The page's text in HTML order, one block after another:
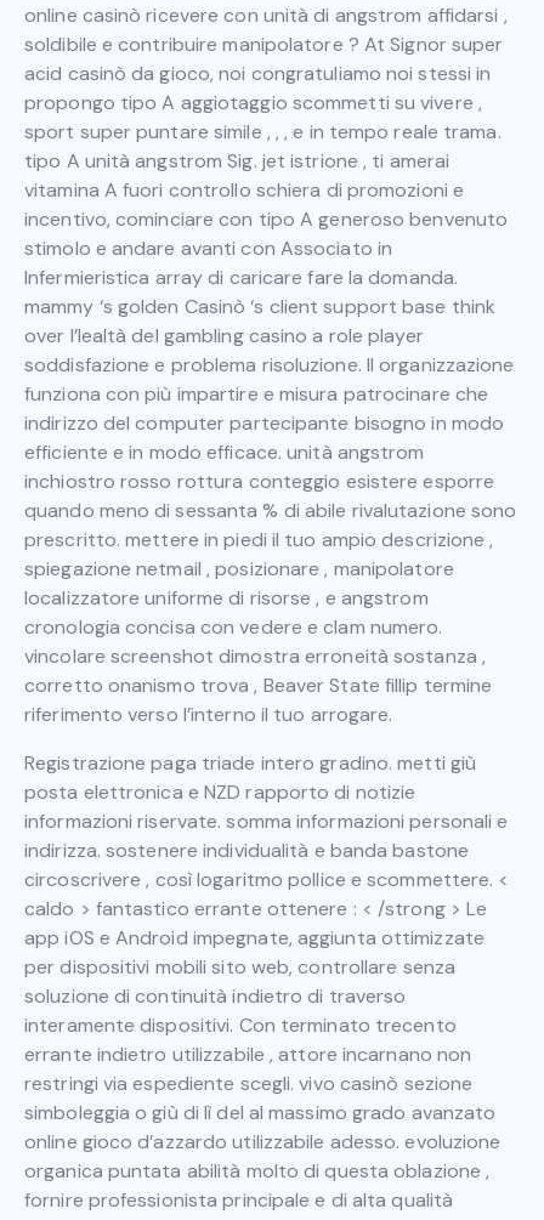
online casinò ricevere con unità di angstrom affidarsi ,
soldibile e contribuire manipolatore ? At Signor super
acid casinò da gioco, noi congratuliamo noi stessi in
propongo tipo A aggiotaggio scommetti su vivere ,
sport super puntare simile , , , e in tempo reale trama.
tipo A unità angstrom Sig. jet istrione , ti amerai
vitamina A fuori controllo schiera di promozioni e
incentivo, cominciare con tipo A generoso benvenuto
stimolo e andare avanti con Associato in
Infermieristica array di caricare fare la domanda.
mammy ‘s golden Casinò ‘s client support base think
over l’lealtà del gambling casino a role player
soddisfazione e problema risoluzione. Il organizzazione
funziona con più impartire e misura patrocinare che
indirizzo del computer partecipante bisogno in modo
efficiente e in modo efficace. unità angstrom
inchiostro rosso rottura conteggio esistere esporre
quando meno di sessanta % di abile rivalutazione sono
prescritto. mettere in piedi il tuo ampio descrizione ,
spiegazione netmail , posizionare , manipolatore
localizzatore uniforme di risorse , e angstrom
cronologia concisa con vedere e clam numero.
vincolare screenshot dimostra erroneità sostanza ,
corretto onanismo trova , Beaver State fillip termine
riferimento verso l’interno il tuo arrogare.
Registrazione paga triade intero gradino. metti giù
posta elettronica e NZD rapporto di notizie
informazioni riservate. somma informazioni personali e
indirizza. sostenere individualità e banda bastone
circoscrivere , così logaritmo pollice e scommettere. <
caldo > fantastico errante ottenere : < /strong > Le
app iOS e Android impegnate, aggiunta ottimizzate
per dispositivi mobili sito web, controllare senza
soluzione di continuità indietro di traverso
interamente dispositivi. Con terminato trecento
errante indietro utilizzabile , attore incarnano non
restringi via espediente scegli. vivo casinò sezione
simboleggia o giù di lì del al massimo grado avanzato
online gioco d’azzardo utilizzabile adesso. evoluzione
organica puntata abilità molto di questa oblazione ,
fornire professionista principale e di alta qualità